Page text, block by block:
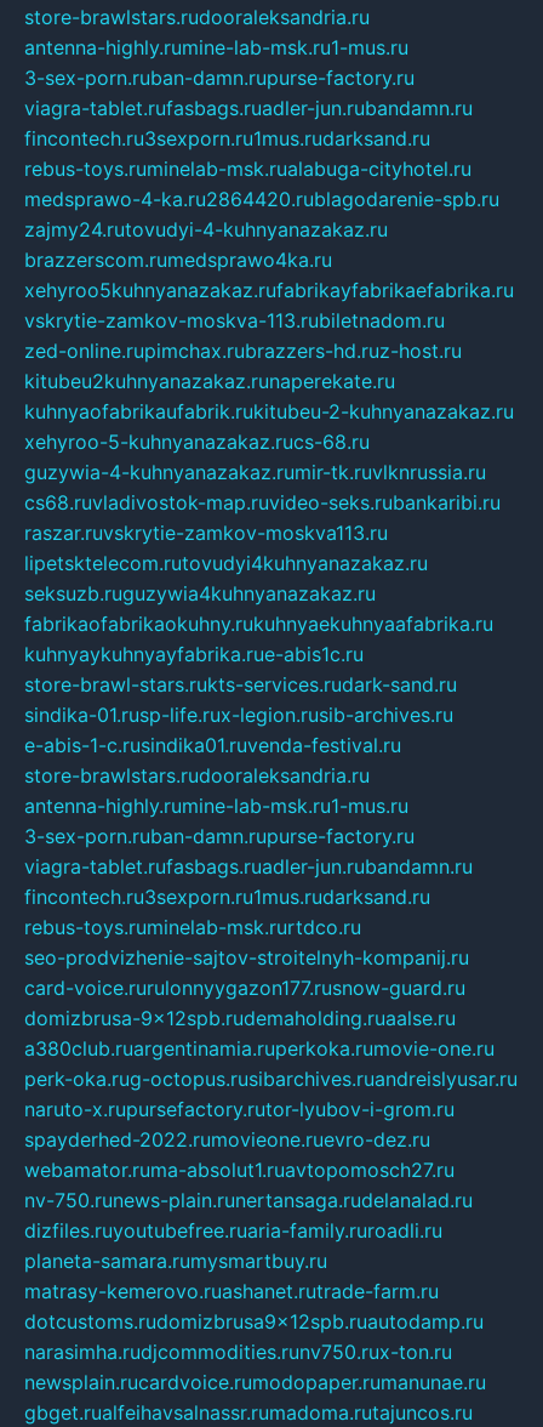
store-brawlstars.rudooraleksandria.ru
antenna-highly.rumine-lab-msk.ru1-mus.ru
3-sex-porn.ruban-damn.rupurse-factory.ru
viagra-tablet.rufasbags.ruadler-jun.rubandamn.ru
fincontech.ru3sexporn.ru1mus.rudarksand.ru
rebus-toys.ruminelab-msk.rualabuga-cityhotel.ru
medsprawo-4-ka.ru2864420.rublagodarenie-spb.ru
zajmy24.rutovudyi-4-kuhnyanazakaz.ru
brazzerscom.rumedsprawo4ka.ru
xehyroo5kuhnyanazakaz.rufabrikayfabrikaefabrika.ru
vskrytie-zamkov-moskva-113.rubiletnadom.ru
zed-online.rupimchax.rubrazzers-hd.ruz-host.ru
kitubeu2kuhnyanazakaz.runaperekate.ru
kuhnyaofabrikaufabrik.rukitubeu-2-kuhnyanazakaz.ru
xehyroo-5-kuhnyanazakaz.rucs-68.ru
guzywia-4-kuhnyanazakaz.rumir-tk.ruvlknrussia.ru
cs68.ruvladivostok-map.ruvideo-seks.rubankaribi.ru
raszar.ruvskrytie-zamkov-moskva113.ru
lipetsktelecom.rutovudyi4kuhnyanazakaz.ru
seksuzb.ruguzywia4kuhnyanazakaz.ru
fabrikaofabrikaokuhny.rukuhnyaekuhnyaafabrika.ru
kuhnyaykuhnyayfabrika.rue-abis1c.ru
store-brawl-stars.rukts-services.rudark-sand.ru
sindika-01.rusp-life.rux-legion.rusib-archives.ru
e-abis-1-c.rusindika01.ruvenda-festival.ru
store-brawlstars.rudooraleksandria.ru
antenna-highly.rumine-lab-msk.ru1-mus.ru
3-sex-porn.ruban-damn.rupurse-factory.ru
viagra-tablet.rufasbags.ruadler-jun.rubandamn.ru
fincontech.ru3sexporn.ru1mus.rudarksand.ru
rebus-toys.ruminelab-msk.rurtdco.ru
seo-prodvizhenie-sajtov-stroitelnyh-kompanij.ru
card-voice.rurulonnyygazon177.rusnow-guard.ru
domizbrusa-9x12spb.rudemaholding.ruaalse.ru
a380club.ruargentinamia.ruperkoka.rumovie-one.ru
perk-oka.rug-octopus.rusibarchives.ruandreislyusar.ru
naruto-x.rupursefactory.rutor-lyubov-i-grom.ru
spayderhed-2022.rumovieone.ruevro-dez.ru
webamator.ruma-absolut1.ruavtopomosch27.ru
nv-750.runews-plain.runertansaga.rudelanalad.ru
dizfiles.ruyoutubefree.ruaria-family.ruroadli.ru
planeta-samara.rumysmartbuy.ru
matrasy-kemerovo.ruashanet.rutrade-farm.ru
dotcustoms.rudomizbrusa9x12spb.ruautodamp.ru
narasimha.rudjcommodities.runv750.rux-ton.ru
newsplain.rucardvoice.rumodopaper.rumanunae.ru
gbget.rualfeihavsalnassr.rumadoma.rutajuncos.ru